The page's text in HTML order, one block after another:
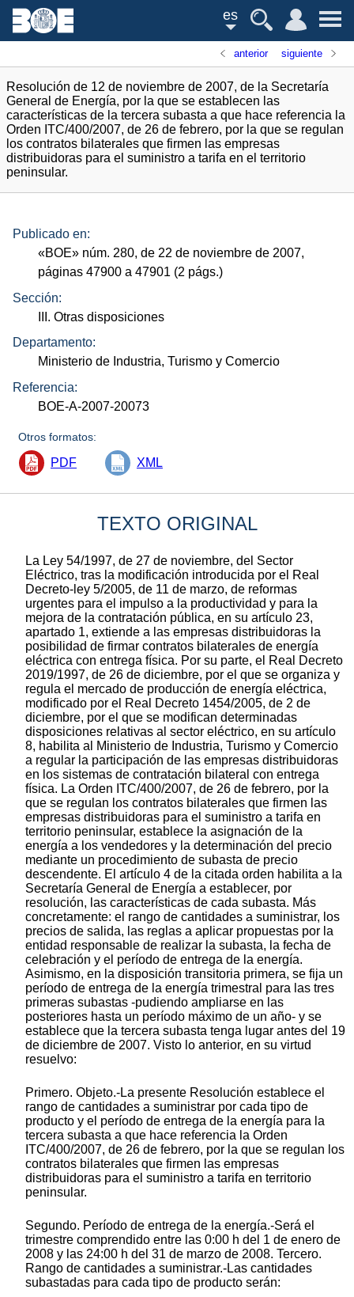
es
anterior siguiente
Resolución de 12 de noviembre de 2007, de la Secretaría
General de Energía, por la que se establecen las
características de la tercera subasta a que hace referencia la
Orden ITC/400/2007, de 26 de febrero, por la que se regulan
los contratos bilaterales que firmen las empresas
distribuidoras para el suministro a tarifa en el territorio
peninsular.
Publicado en:
«BOE» núm. 280, de 22 de noviembre de 2007,
páginas 47900 a 47901 (2 págs.)
Sección:
III. Otras disposiciones
Departamento:
Ministerio de Industria, Turismo y Comercio
Referencia:
BOE-A-2007-20073
Otros formatos:
PDF XML
TEXTO ORIGINAL
La Ley 54/1997, de 27 de noviembre, del Sector
Eléctrico, tras la modificación introducida por el Real
Decreto-ley 5/2005, de 11 de marzo, de reformas
urgentes para el impulso a la productividad y para la
mejora de la contratación pública, en su artículo 23,
apartado 1, extiende a las empresas distribuidoras la
posibilidad de firmar contratos bilaterales de energía
eléctrica con entrega física. Por su parte, el Real Decreto
2019/1997, de 26 de diciembre, por el que se organiza y
regula el mercado de producción de energía eléctrica,
modificado por el Real Decreto 1454/2005, de 2 de
diciembre, por el que se modifican determinadas
disposiciones relativas al sector eléctrico, en su artículo
8, habilita al Ministerio de Industria, Turismo y Comercio
a regular la participación de las empresas distribuidoras
en los sistemas de contratación bilateral con entrega
física. La Orden ITC/400/2007, de 26 de febrero, por la
que se regulan los contratos bilaterales que firmen las
empresas distribuidoras para el suministro a tarifa en
territorio peninsular, establece la asignación de la
energía a los vendedores y la determinación del precio
mediante un procedimiento de subasta de precio
descendente. El artículo 4 de la citada orden habilita a la
Secretaría General de Energía a establecer, por
resolución, las características de cada subasta. Más
concretamente: el rango de cantidades a suministrar, los
precios de salida, las reglas a aplicar propuestas por la
entidad responsable de realizar la subasta, la fecha de
celebración y el período de entrega de la energía.
Asimismo, en la disposición transitoria primera, se fija un
período de entrega de la energía trimestral para las tres
primeras subastas -pudiendo ampliarse en las
posteriores hasta un período máximo de un año- y se
establece que la tercera subasta tenga lugar antes del 19
de diciembre de 2007. Visto lo anterior, en su virtud
resuelvo:
Primero. Objeto.-La presente Resolución establece el
rango de cantidades a suministrar por cada tipo de
producto y el período de entrega de la energía para la
tercera subasta a que hace referencia la Orden
ITC/400/2007, de 26 de febrero, por la que se regulan los
contratos bilaterales que firmen las empresas
distribuidoras para el suministro a tarifa en territorio
peninsular.
Segundo. Período de entrega de la energía.-Será el
trimestre comprendido entre las 0:00 h del 1 de enero de
2008 y las 24:00 h del 31 de marzo de 2008. Tercero.
Rango de cantidades a suministrar.-Las cantidades
subastadas para cada tipo de producto serán: